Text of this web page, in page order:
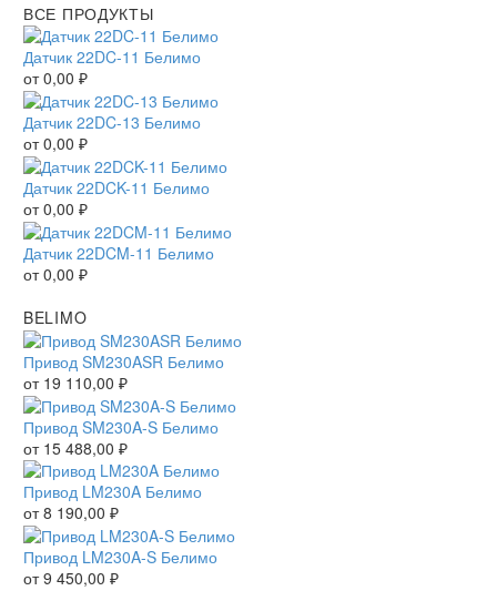
ВСЕ ПРОДУКТЫ
Датчик 22DC-11 Белимо
от0,00 ₽
Датчик 22DC-13 Белимо
от0,00 ₽
Датчик 22DCK-11 Белимо
от0,00 ₽
Датчик 22DCM-11 Белимо
от0,00 ₽
BELIMO
Привод SM230ASR Белимо
от 19 110,00 ₽
Привод SM230A-S Белимо
от 15 488,00 ₽
Привод LM230A Белимо
от8 190,00 ₽
Привод LM230A-S Белимо
от9 450,00 ₽